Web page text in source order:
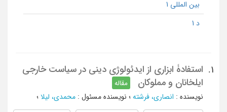
بین المللی 1
د 1
1.
استفادۀ ابزاری از ایدئولوژی دینی در سیاست خارجی
ایلخانان و مملوکان
مقاله
نویسنده : انصاری، فرشته ؛ نویسنده مسئول : محمدی، لیلا ؛